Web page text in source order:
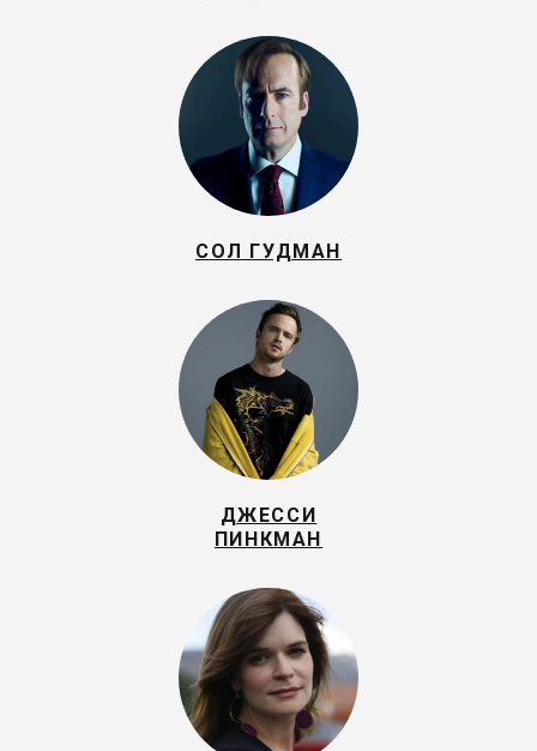
СОЛ ГУДМАН
ДЖЕССИ
ПИНКМАН